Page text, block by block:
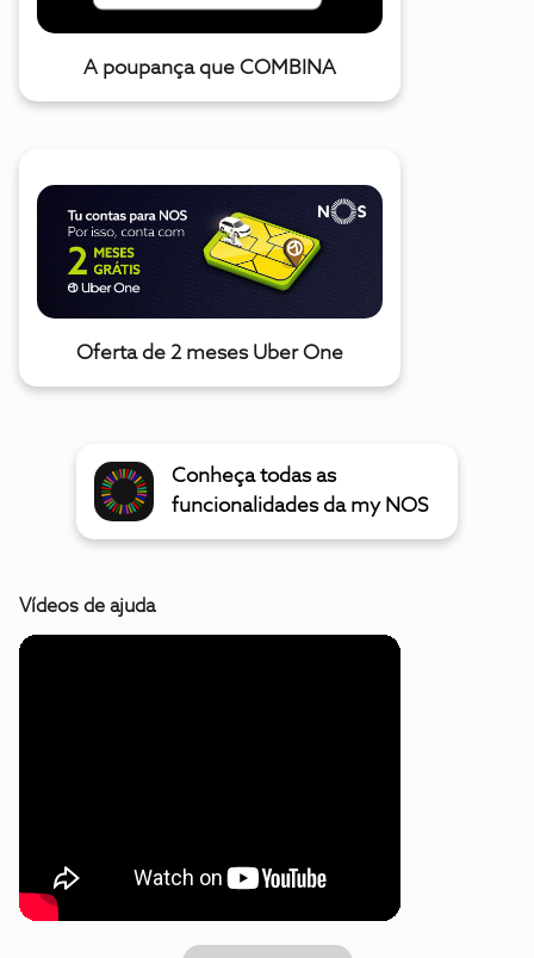
A poupança que COMBINA
Oferta de 2 meses Uber One
Conheça todas as
funcionalidades da my NOS
Vídeos de ajuda